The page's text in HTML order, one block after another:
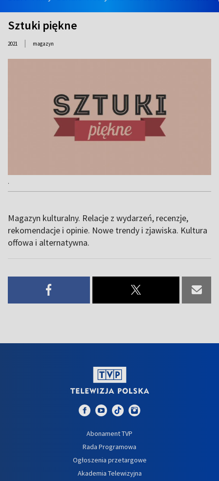
Sztuki piękne
2021 | magazyn
.
Magazyn kulturalny. Relacje z wydarzeń, recenzje,
rekomendacje i opinie. Nowe trendy i zjawiska. Kultura
offowa i alternatywna.
Abonament TVP
Rada Programowa
Ogłoszenia przetargowe
Akademia Telewizyjna